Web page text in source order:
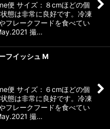
便 サイズ：８cmほどの個
態は非常に良好です。冷凍
フレークフードを食べてい
撮…
フイッシュ M
便 サイズ：６cmほどの個
態は非常に良好です。冷凍
フレークフードを食べてい
撮…